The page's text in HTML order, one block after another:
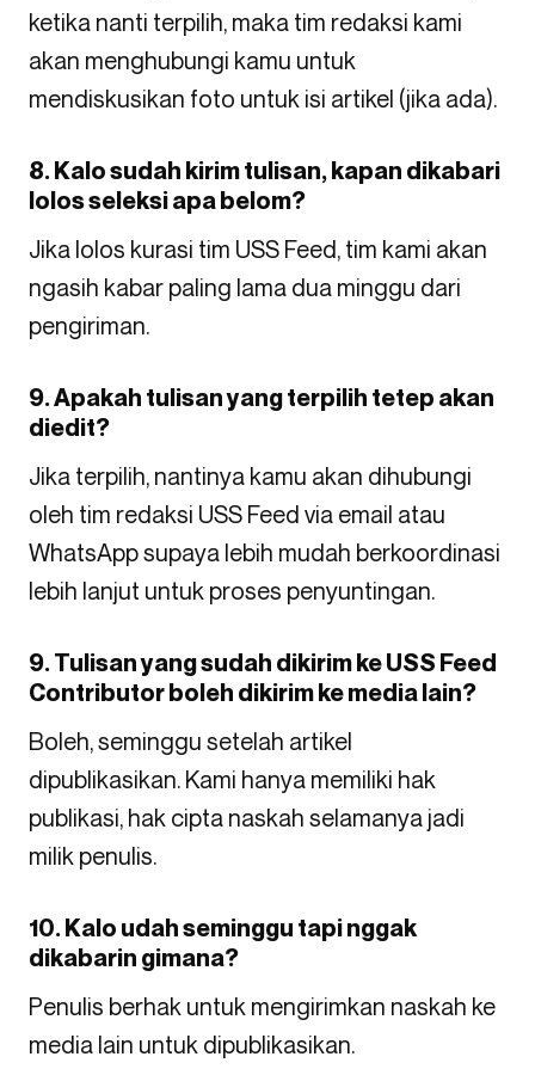
ketika nanti terpilih, maka tim redaksi kami
akan menghubungi kamu untuk
mendiskusikan foto untuk isi artikel (jika ada).
8. Kalo sudah kirim tulisan, kapan dikabari
lolos seleksi apa belom?
Jika lolos kurasi tim USS Feed, tim kami akan
ngasih kabar paling lama dua minggu dari
pengiriman.
9. Apakah tulisan yang terpilih tetep akan
diedit?
Jika terpilih, nantinya kamu akan dihubungi
oleh tim redaksi USS Feed via email atau
WhatsApp supaya lebih mudah berkoordinasi
lebih lanjut untuk proses penyuntingan.
9. Tulisan yang sudah dikirim ke USS Feed
Contributor boleh dikirim ke media lain?
Boleh, seminggu setelah artikel
dipublikasikan. Kami hanya memiliki hak
publikasi, hak cipta naskah selamanya jadi
milik penulis.
10. Kalo udah seminggu tapi nggak
dikabarin gimana?
Penulis berhak untuk mengirimkan naskah ke
media lain untuk dipublikasikan.